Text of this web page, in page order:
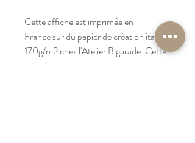
Cette affiche est imprimée en
France sur du papier de création italien
170g/m2 chez l'Atelier Bigarade. Cette